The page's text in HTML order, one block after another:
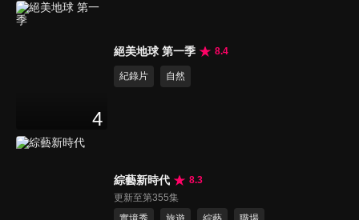
4
絕美地球 第一季 8.4
紀錄片 自然
綜藝新時代
8.3
更新至第355集